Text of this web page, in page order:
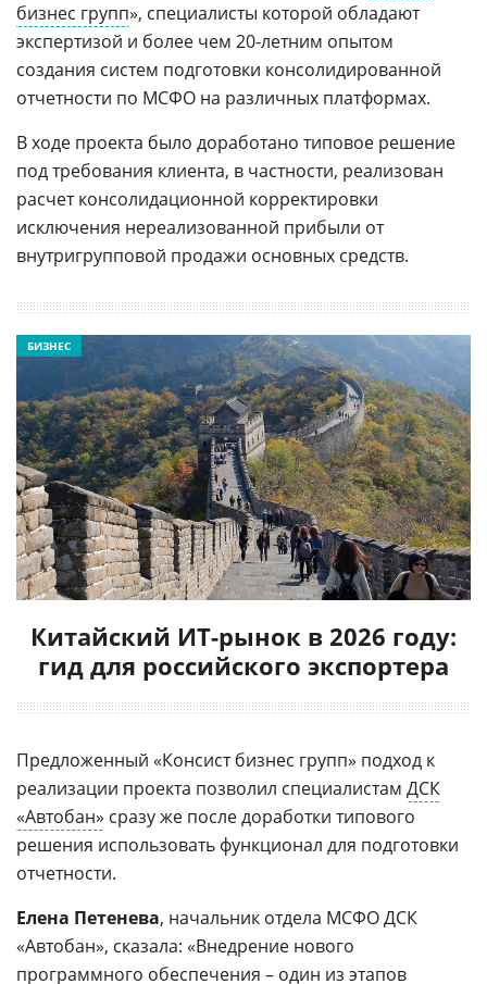
бизнес групп», специалисты которой обладают
экспертизой и более чем 20-летним опытом
создания систем подготовки консолидированной
отчетности по МСФО на различных платформах.
В ходе проекта было доработано типовое решение
под требования клиента, в частности, реализован
расчет консолидационной корректировки
исключения нереализованной прибыли от
внутригрупповой продажи основных средств.
Китайский ИТ-рынок в 2026 году:
гид для российского экспортера
БИЗНЕС
Предложенный «Консист бизнес групп» подход к
реализации проекта позволил специалистам ДСК
«Автобан» сразу же после доработки типового
решения использовать функционал для подготовки
отчетности.
Елена Петенева, начальник отдела МСФО ДСК
«Автобан», сказала: «Внедрение нового
программного обеспечения – один из этапов